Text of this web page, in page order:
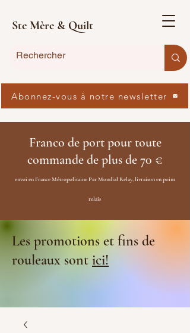
Ste Mère & Quilt
Franco de port pour toute
commande de plus de 70 €
envoi en France Métropolitaine Par Mondial Relay, livraison en point
relais
Les promotions et fins de
rouleaux sontici!
Abonnez-vous à notre newsletter